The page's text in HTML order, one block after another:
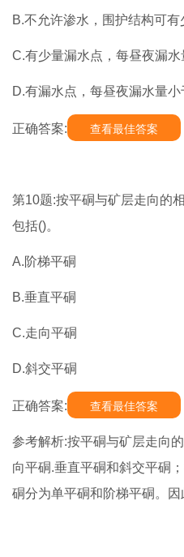
B.不允许渗水，围护结构可
C.有少量漏水点，每昼夜漏
D.有漏水点，每昼夜漏水量小
正确答案: 查看最佳答案
第10题:按平硐与矿层走向的
包括()。
A.阶梯平硐
B.垂直平硐
C.走向平硐
D.斜交平硐
正确答案: 查看最佳答案
参考解析:按平硐与矿层走向
向平硐.垂直平硐和斜交平硐
硐分为单平硐和阶梯平硐。因